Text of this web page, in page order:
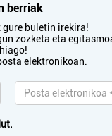
berriak
gure buletin irekira!
zozketa eta
elektronikoan.